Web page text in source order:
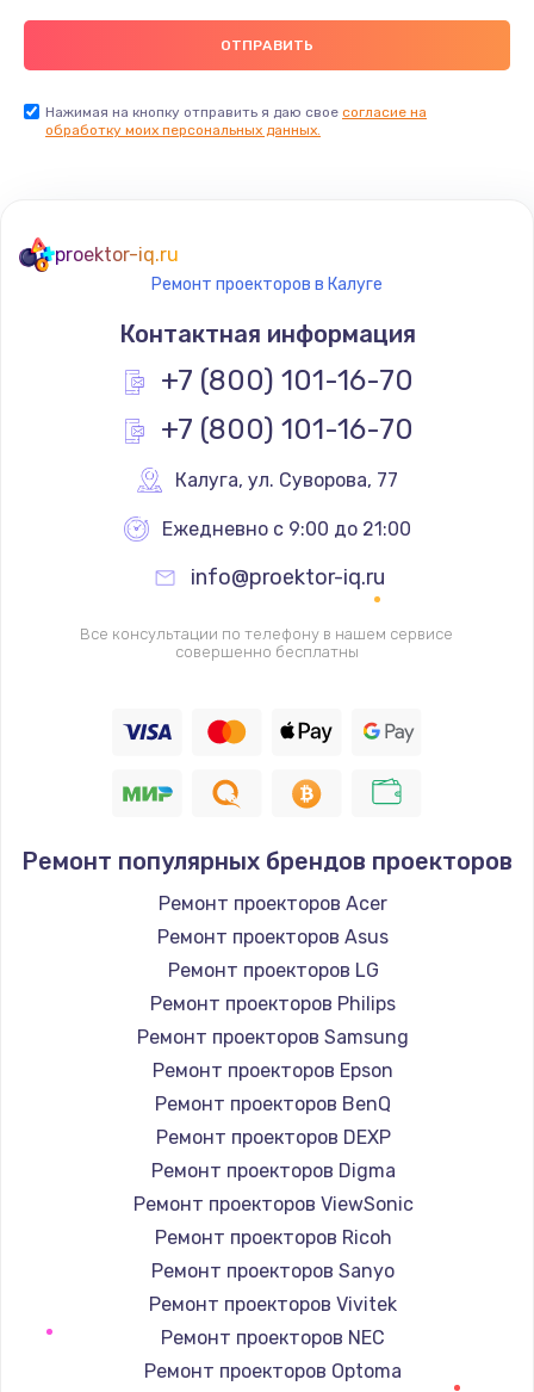
Заказать
Замена тачпада
1330 руб.
Заказать
Замена контроллера питания
Замена южного моста
2600 руб.
Заказать
990 руб.
1090 руб.
Заказать
Ремонт подсветки
Заказать
Настройка BIOS
Заказать
Заказать
Нажимая на кнопку отправить я даю свое согласие на
обработку моих персональных данных.
proektor-iq.ru
Ремонт проекторов в Калуге
Контактная информация
+7 (800) 101-16-70
+7 (800) 101-16-70
Калуга, ул. Суворова, 77
Ежедневно с 9:00 до 21:00
info@proektor-iq.ru
Все консультации по телефону в нашем сервисе
совершенно бесплатны
Ремонт популярных брендов проекторов
Ремонт проекторов Acer
Ремонт проекторов Asus
Ремонт проекторов LG
Ремонт проекторов Philips
Ремонт проекторов Samsung
Ремонт проекторов Epson
Ремонт проекторов BenQ
Ремонт проекторов DEXP
Ремонт проекторов Digma
Ремонт проекторов ViewSonic
Ремонт проекторов Ricoh
Ремонт проекторов Sanyo
Ремонт проекторов Vivitek
Ремонт проекторов NEC
Ремонт проекторов Optoma